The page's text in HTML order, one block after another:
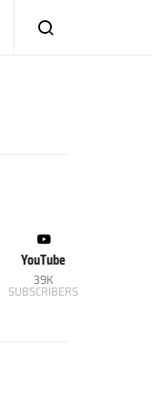
YouTube
39K
SUBSCRIBERS